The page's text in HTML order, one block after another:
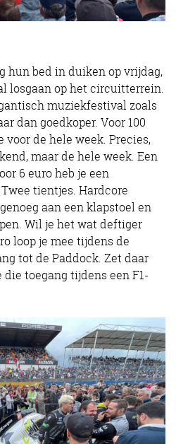
hun bed in duiken op vrijdag,
losgaan op het circuitterrein.
muziekfestival zoals
dan goedkoper. Voor 100
voor de hele week. Precies,
maar de hele week. Een
6 euro heb je een
tientjes. Hardcore
aan een klapstoel en
Wil je het wat deftiger
loop je mee tijdens de
tot de Paddock. Zet daar
die toegang tijdens een F1-